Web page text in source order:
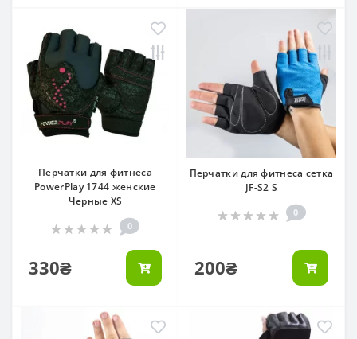
Перчатки для фитнеса
PowerPlay 1744 женские
Черные XS
0
330₴
Перчатки для фитнеса сетка
JF-S2 S
0
200₴